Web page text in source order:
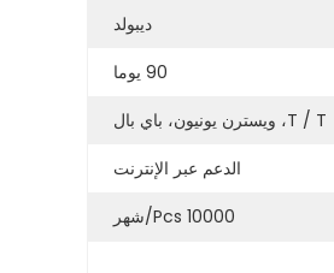
ديبولد
90 يوما
T / T، ويسترن يونيون، باي بال
الدعم عبر الإنترنت
10000 Pcs/شهر